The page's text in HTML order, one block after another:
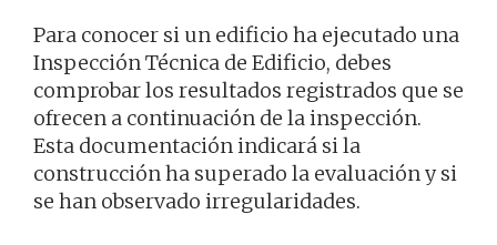
Para conocer si un edificio ha ejecutado una
Inspección Técnica de Edificio, debes
comprobar los resultados registrados que se
ofrecen a continuación de la inspección.
Esta documentación indicará si la
construcción ha superado la evaluación y si
se han observado irregularidades.